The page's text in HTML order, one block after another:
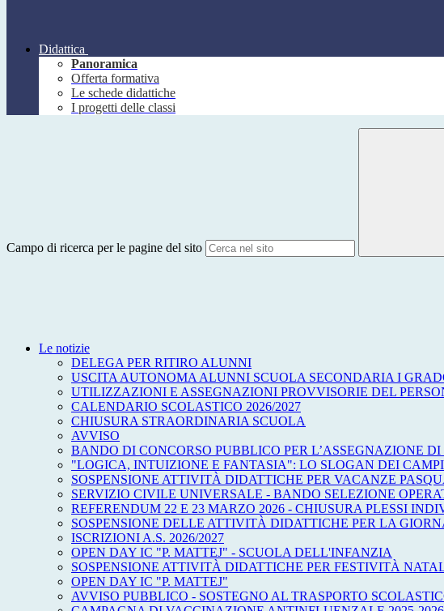
Didattica
Panoramica
Offerta formativa
Le schede didattiche
I progetti delle classi
Campo di ricerca per le pagine del sito
Le notizie
DELEGA PER RITIRO ALUNNI
USCITA AUTONOMA ALUNNI SCUOLA SECONDARIA I
UTILIZZAZIONI E ASSEGNAZIONI PROVVISORIE DEL
CALENDARIO SCOLASTICO 2026/2027
CHIUSURA STRAORDINARIA SCUOLA
AVVISO
BANDO DI CONCORSO PUBBLICO PER L’ASSEGNAZIONE
"LOGICA, INTUIZIONE E FANTASIA": LO SLOGAN DEI
SOSPENSIONE ATTIVITÀ DIDATTICHE PER VACANZE
SERVIZIO CIVILE UNIVERSALE - BANDO SELEZIONE
REFERENDUM 22 E 23 MARZO 2026 - CHIUSURA PLESSI
SOSPENSIONE DELLE ATTIVITÀ DIDATTICHE PER LA
ISCRIZIONI A.S. 2026/2027
OPEN DAY IC "P. MATTEJ" - SCUOLA DELL'INFANZIA
SOSPENSIONE ATTIVITÀ DIDATTICHE PER FESTIVITÀ
OPEN DAY IC "P. MATTEJ"
AVVISO PUBBLICO - SOSTEGNO AL TRASPORTO